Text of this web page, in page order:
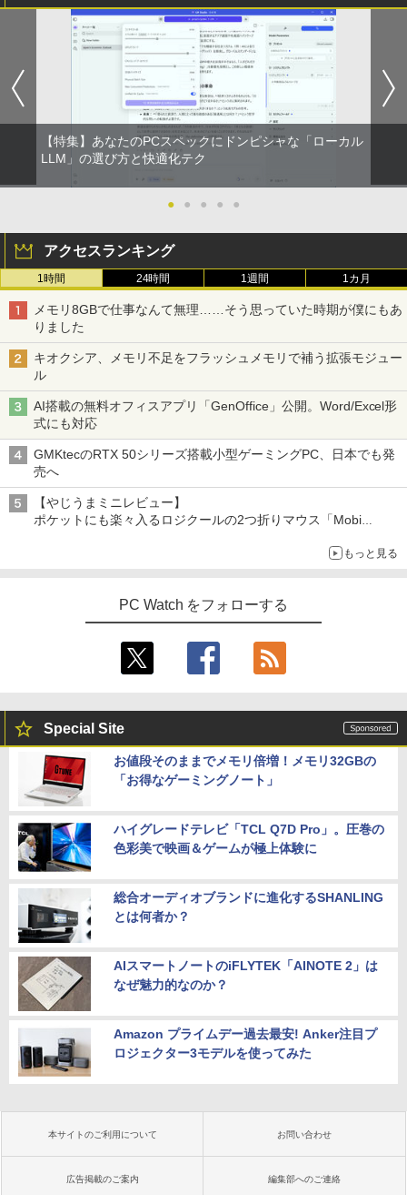
[新品]はじめての世界名作えほん えほん
のおうち(1～40巻)
￥26,400
ヒロシマ 消えたかぞく （ポプラ社の絵
本 67） [ 指田 和 ]
情報社会と情報技術 （身近なモノやサー
ビスから学ぶ「情報」教室1） [ 土屋 誠
司 ]
￥2,750
STAR WARS マンダロリアンとグローグ
￥1,870
【特集】あなたのPCスペックにドンピシャな「ローカル
LLM」の選び方と快適化テク
● ● ● ● ●
アクセスランキング
1時間 24時間 1週間 1カ月
メモリ8GBで仕事なんて無理……そう思っていた時期が僕にもあ
りました
キオクシア、メモリ不足をフラッシュメモリで補う拡張モジュー
ル
AI搭載の無料オフィスアプリ「GenOffice」公開。Word/Excel形
式にも対応
GMKtecのRTX 50シリーズ搭載小型ゲーミングPC、日本でも発
売へ
【やじうまミニレビュー】
ポケットにも楽々入るロジクールの2つ折りマウス「Mobi
もっと見る
PC Watch をフォローする
Special Site
お値段そのままでメモリ倍増！メモリ32GBの
「お得なゲーミングノート」
ハイグレードテレビ「TCL Q7D Pro」。圧巻の
色彩美で映画＆ゲームが極上体験に
総合オーディオブランドに進化するSHANLING
とは何者か？
AIスマートノートのiFLYTEK「AINOTE 2」は
なぜ魅力的なのか？
Amazon プライムデー過去最安! Anker注目プ
ロジェクター3モデルを使ってみた
本サイトのご利用について お問い合わせ
広告掲載のご案内 編集部へのご連絡